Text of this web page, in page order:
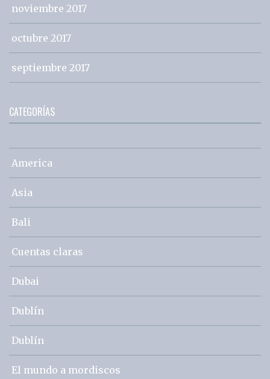
noviembre 2017
octubre 2017
septiembre 2017
CATEGORÍAS
America
Asia
Bali
Cuentas claras
Dubai
Dublín
Dublín
El mundo a mordiscos